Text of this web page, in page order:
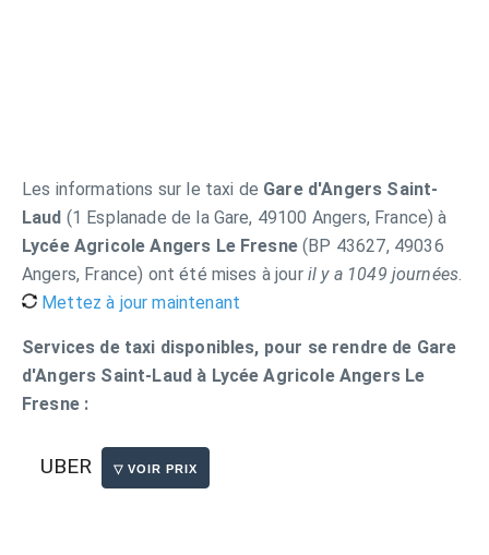
Les informations sur le taxi de Gare d'Angers Saint-
Laud (1 Esplanade de la Gare, 49100 Angers, France) à
Lycée Agricole Angers Le Fresne(BP 43627, 49036
Angers, France) ont été mises à jour il y a 1049 journées.
Mettez à jour maintenant
Services de taxi disponibles, pour se rendre de Gare
d'Angers Saint-Laud à Lycée Agricole Angers Le
Fresne :
UBER